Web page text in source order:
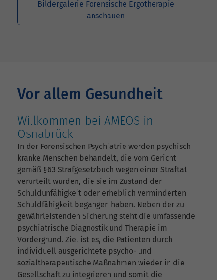
Bildergalerie Forensische Ergotherapie
anschauen
Vor allem Gesundheit
Willkommen bei AMEOS in
Osnabrück
In der Forensischen Psychiatrie werden psychisch
kranke Menschen behandelt, die vom Gericht
gemäß §63 Strafgesetzbuch wegen einer Straftat
verurteilt wurden, die sie im Zustand der
Schuldunfähigkeit oder erheblich verminderten
Schuldfähigkeit begangen haben. Neben der zu
gewährleistenden Sicherung steht die umfassende
psychiatrische Diagnostik und Therapie im
Vordergrund. Ziel ist es, die Patienten durch
individuell ausgerichtete psycho- und
sozialtherapeutische Maßnahmen wieder in die
Gesellschaft zu integrieren und somit die